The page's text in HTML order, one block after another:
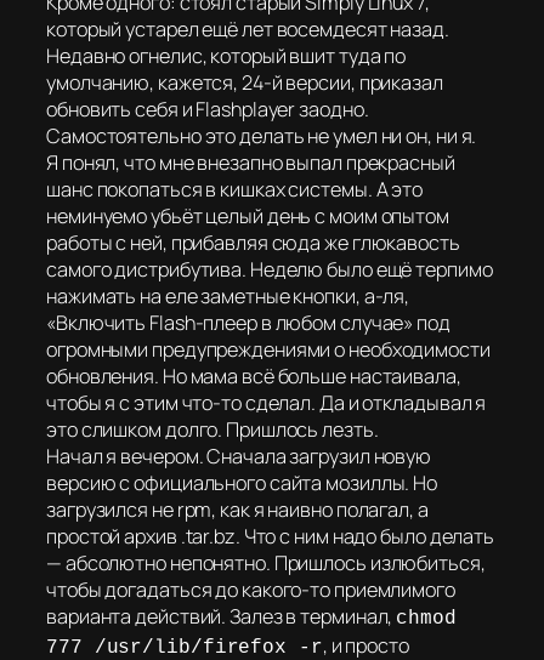
который устарел ещё лет восемдесят назад.
Недавно огнелис, который вшит туда по
умолчанию, кажется, 24-й версии, приказал
обновить себя и Flashplayer заодно.
Самостоятельно это делать не умел ни он, ни я.
Я понял, что мне внезапно выпал прекрасный
шанс покопаться в кишках системы. А это
неминуемо убьёт целый день с моим опытом
работы с ней, прибавляя сюда же глюкавость
самого дистрибутива. Неделю было ещё терпимо
нажимать на еле заметные кнопки, а-ля,
«Включить Flash-плеер в любом случае» под
огромными предупреждениями о необходимости
обновления. Но мама всё больше настаивала,
чтобы я с этим что-то сделал. Да и откладывал я
это слишком долго. Пришлось лезть.
Начал я вечером. Сначала загрузил новую
версию с официального сайта мозиллы. Но
загрузился не rpm, как я наивно полагал, а
простой архив .tar.bz. Что с ним надо было делать
— абсолютно непонятно. Пришлось излюбиться,
чтобы догадаться до какого-то приемлимого
варианта действий. Залез в терминал, chmod
777 /usr/lib/firefox -r, и просто